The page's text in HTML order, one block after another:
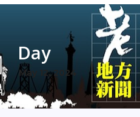
Day
May 12, 2024